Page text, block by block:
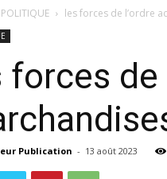
POLITIQUE les forces de l’ordre
forces
Publication - 13 août 2023